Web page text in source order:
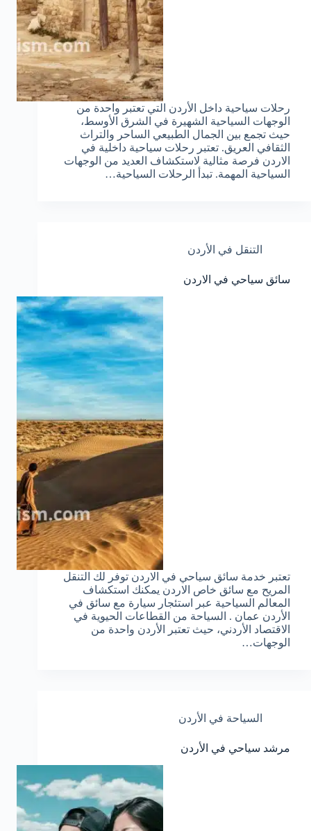
رحلات سياحية داخل الأردن التي تعتبر واحدة من
الوجهات السياحية الشهيرة في الشرق الأوسط،
حيث تجمع بين الجمال الطبيعي الساحر والتراث
الثقافي العريق. تعتبر رحلات سياحية داخلية في
الاردن فرصة مثالية لاستكشاف العديد من الوجهات
السياحية المهمة. تبدأ الرحلات السياحية…
التنقل في الأردن
سائق سياحي في الاردن
تعتبر خدمة سائق سياحي في الاردن توفر لك التنقل
المريح مع سائق خاص الاردن يمكنك استكشاف
المعالم السياحية عبر استئجار سيارة مع سائق في
الأردن عمان . السياحة من القطاعات الحيوية في
الاقتصاد الأردني، حيث تعتبر الأردن واحدة من
الوجهات…
السياحة في الأردن
مرشد سياحي في الأردن